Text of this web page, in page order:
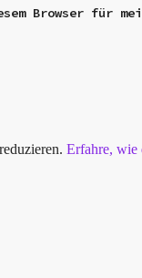
Browser für
Erfahre, wie